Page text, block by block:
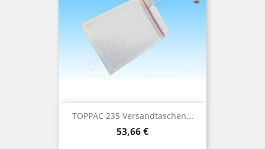
TOPPAC 235 Versandtaschen...
Preis
53,66 €